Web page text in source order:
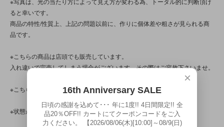
ると幸いです。
商品の特性/性質上、上記の問題以前に、作りに個体差や粗さが見られる商
品です。
※こちらの商品は店頭でも販売しています。
入れ違いで完売してしまう場合がございます。その際はご容赦下さいませ。
※こちらの商品は、中古・ヴィンテージ品です。
※状態が気になる方は、お気軽にお問い合わせ下さい！
×
16th Anniversary SALE
日頃の感謝を込めて･･･ 年に1度!! 4日間限定!! 全
品20％OFF!! カートにてクーポンコードをご入
力ください。 【2026/08/06(木)[10:00]～08/9(日)